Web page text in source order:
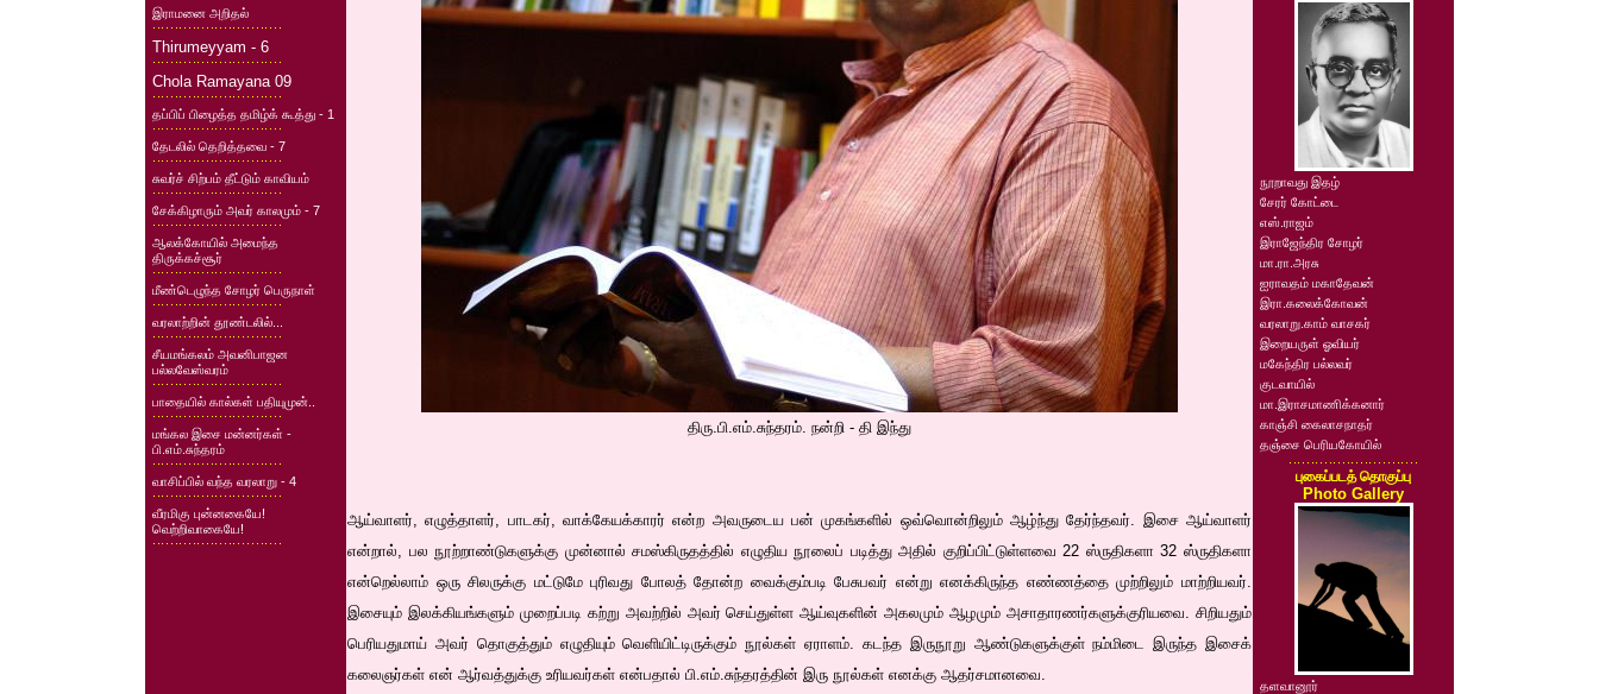
இராமனை அறிதல்
Thirumeyyam - 6
Chola Ramayana 09
தப்பிப் பிழைத்த தமிழ்க் கூத்து - 1
தேடலில் தெறித்தவை - 7
சுவர்ச் சிற்பம் தீட்டும் காவியம்
சேக்கிழாரும் அவர் காலமும் - 7
ஆலக்கோயில் அமைந்த
திருக்கச்சூர்
மீண்டெழுந்த சோழர் பெருநாள்
வரலாற்றின் தூண்டலில்...
சீயமங்கலம் அவனிபாஜன
பல்லவேஸ்வரம்
பாதையில் கால்கள் பதியுமுன்..
மங்கல இசை மன்னர்கள் -
பி.எம்.சுந்தரம்
வாசிப்பில் வந்த வரலாறு - 4
வீரமிகு புன்னகையே!
வெற்றிவாகையே!
திரு.பி.எம்.சுந்தரம். நன்றி - தி இந்து
ஆய்வாளர், எழுத்தாளர், பாடகர், வாக்கேயக்காரர் என்ற அவருடைய பன் முகங்களில் ஒவ்வொன்றிலும் ஆழ்ந்து தேர்ந்தவர். இசை ஆய்வாளர்
என்றால், பல நூற்றாண்டுகளுக்கு முன்னால் சமஸ்கிருதத்தில் எழுதிய நூலைப் படித்து அதில் குறிப்பிட்டுள்ளவை 22 ஸ்ருதிகளா 32 ஸ்ருதிகளா
என்றெல்லாம் ஒரு சிலருக்கு மட்டுமே புரிவது போலத் தோன்ற வைக்கும்படி பேசுபவர் என்று எனக்கிருந்த எண்ணத்தை முற்றிலும் மாற்றியவர்.
இசையும் இலக்கியங்களும் முறைப்படி கற்று அவற்றில் அவர் செய்துள்ள ஆய்வுகளின் அகலமும் ஆழமும் அசாதாரணர்களுக்குரியவை. சிறியதும்
பெரியதுமாய் அவர் தொகுத்தும் எழுதியும் வெளியிட்டிருக்கும் நூல்கள் ஏராளம். கடந்த இருநூறு ஆண்டுகளுக்குள் நம்மிடை இருந்த இசைக்
கலைஞர்கள் என் ஆர்வத்துக்கு உரியவர்கள் என்பதால் பி.எம்.சுந்தரத்தின் இரு நூல்கள் எனக்கு ஆதர்சமானவை.
நூறாவது இதழ்
சேரர் கோட்டை
எஸ்.ராஜம்
இராஜேந்திர சோழர்
மா.ரா.அரசு
ஐராவதம் மகாதேவன்
இரா.கலைக்கோவன்
வரலாறு.காம் வாசகர்
இறையருள் ஓவியர்
மகேந்திர பல்லவர்
குடவாயில்
மா.இராசமாணிக்கனார்
காஞ்சி கைலாசநாதர்
தஞ்சை பெரியகோயில்
புகைப்படத் தொகுப்பு
Photo Gallery
தளவானூர்